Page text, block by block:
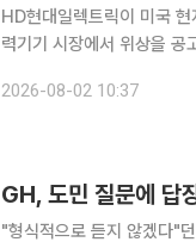
HD현대일렉트릭이 미국
력기기 시장에서 위상을 공고히 했다. HD현대일렉트릭은 최근 미국 앨
Hampton) 대표 등 주요 인
2026-08-02 10:37
GH, 도민 질문에
"형식적으로 듣지 않겠다"